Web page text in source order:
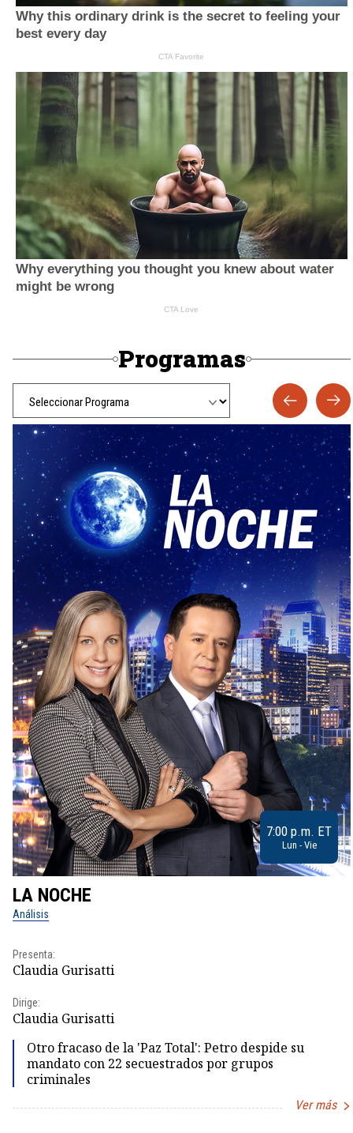
Programas
7:00 p.m. ET
Lun - Vie
LA NOCHE
Análisis
Presenta:
Claudia Gurisatti
Dirige:
Claudia Gurisatti
Otro fracaso de la 'Paz Total': Petro despide su
mandato con 22 secuestrados por grupos
criminales
Ver más